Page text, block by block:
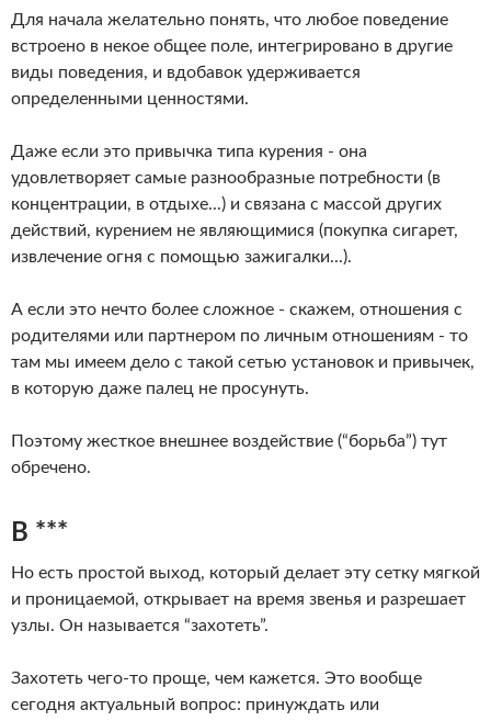
Для начала желательно понять, что любое поведение
встроено в некое общее поле, интегрировано в другие
виды поведения, и вдобавок удерживается
определенными ценностями.
Даже если это привычка типа курения - она
удовлетворяет самые разнообразные потребности (в
концентрации, в отдыхе...) и связана с массой других
действий, курением не являющимися (покупка сигарет,
извлечение огня с помощью зажигалки...).
А если это нечто более сложное - скажем, отношения с
родителями или партнером по личным отношениям - то
там мы имеем дело с такой сетью установок и привычек,
в которую даже палец не просунуть.
Поэтому жесткое внешнее воздействие (“борьба”) тут
обречено.
B ***
Но есть простой выход, который делает эту сетку мягкой
и проницаемой, открывает на время звенья и разрешает
узлы. Он называется “захотеть”.
Захотеть чего-то проще, чем кажется. Это вообще
сегодня актуальный вопрос: принуждать или